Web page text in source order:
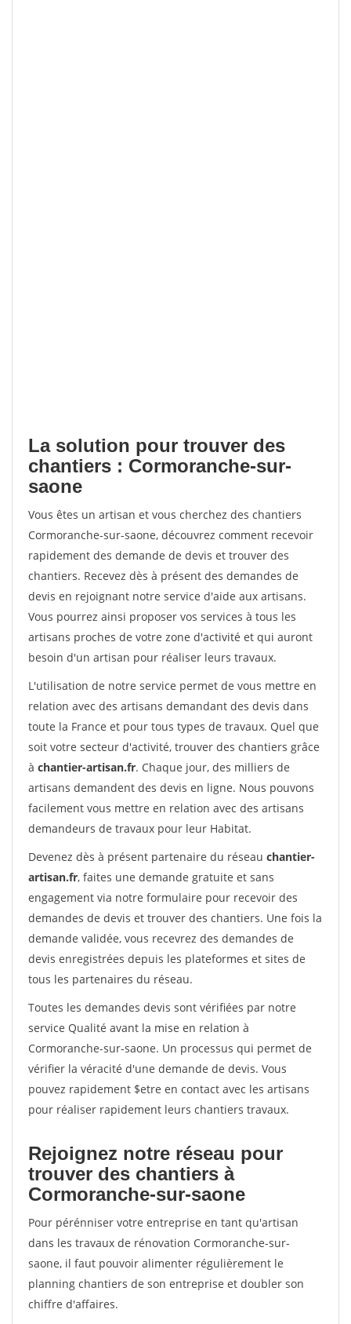
La solution pour trouver des
chantiers : Cormoranche-sur-
saone
Vous êtes un artisan et vous cherchez des chantiers
Cormoranche-sur-saone, découvrez comment recevoir
rapidement des demande de devis et trouver des
chantiers. Recevez dès à présent des demandes de
devis en rejoignant notre service d'aide aux artisans.
Vous pourrez ainsi proposer vos services à tous les
artisans proches de votre zone d'activité et qui auront
besoin d'un artisan pour réaliser leurs travaux.
L'utilisation de notre service permet de vous mettre en
relation avec des artisans demandant des devis dans
toute la France et pour tous types de travaux. Quel que
soit votre secteur d'activité, trouver des chantiers grâce
à chantier-artisan.fr. Chaque jour, des milliers de
artisans demandent des devis en ligne. Nous pouvons
facilement vous mettre en relation avec des artisans
demandeurs de travaux pour leur Habitat.
Devenez dès à présent partenaire du réseau chantier-
artisan.fr, faites une demande gratuite et sans
engagement via notre formulaire pour recevoir des
demandes de devis et trouver des chantiers. Une fois la
demande validée, vous recevrez des demandes de
devis enregistrées depuis les plateformes et sites de
tous les partenaires du réseau.
Toutes les demandes devis sont vérifiées par notre
service Qualité avant la mise en relation à
Cormoranche-sur-saone. Un processus qui permet de
vérifier la véracité d'une demande de devis. Vous
pouvez rapidement $etre en contact avec les artisans
pour réaliser rapidement leurs chantiers travaux.
Rejoignez notre réseau pour
trouver des chantiers à
Cormoranche-sur-saone
Pour pérénniser votre entreprise en tant qu'artisan
dans les travaux de rénovation Cormoranche-sur-
saone, il faut pouvoir alimenter régulièrement le
planning chantiers de son entreprise et doubler son
chiffre d'affaires.